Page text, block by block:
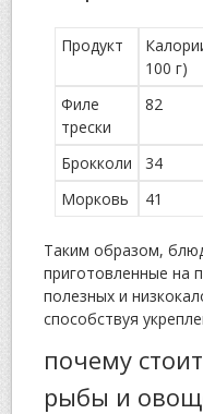
Продукт
100 г)
Филе
трески
82
Брокколи 34
Морковь
41
Таким образом,
приготовленные на
полезных и
способствуя
почему
рыбы и